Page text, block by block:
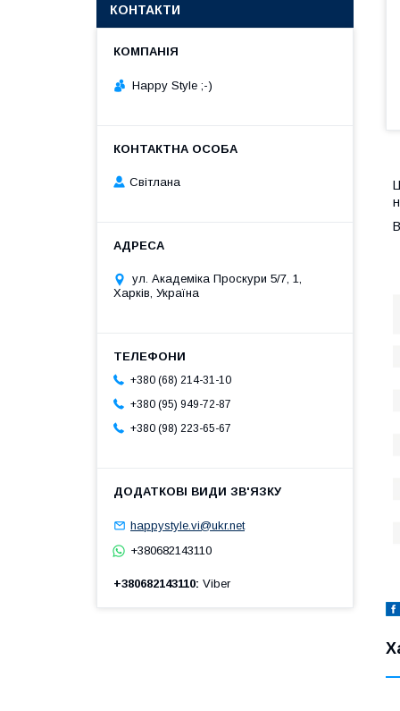
КОНТАКТИ
Happy Style ;-)
Cвітлана
ул. Академіка Проскури 5/7, 1,
Харків, Україна
+380 (68) 214-31-10
+380 (95) 949-72-87
+380 (98) 223-65-67
happystyle.vi@ukr.net
+380682143110
+380682143110 Viber